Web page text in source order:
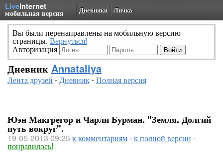
LiveInternet
мобильная версия Дневники Личка
Вы были перенаправлены на мобильную версию
страницы. Вернуться!
Авторизация
Дневник Annataliya
Лента друзей -Дневник-Полная версия
Юэн Макгрегор и Чарли Бурман. "Земля. Долгий
путь вокруг".
19-05-2013 09:25 к комментариям-к полной версии -
понравилось!